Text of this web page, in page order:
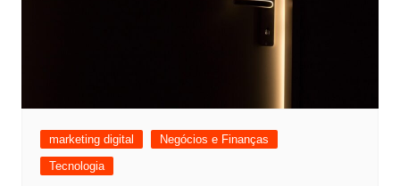
marketing digital
Negócios e Finanças
Tecnologia